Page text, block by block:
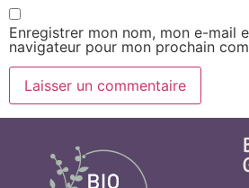
Enregistrer mon nom, mon e-mail
navigateur pour mon prochain